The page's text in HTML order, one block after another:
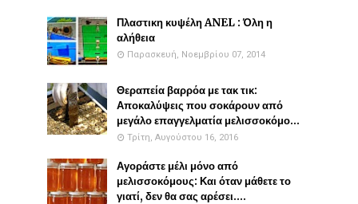
Πλαστικη κυψέλη ANEL : Όλη η
αλήθεια
Παρασκευή, Νοεμβρίου 07, 2014
Θεραπεία βαρρόα με τακ τικ:
Αποκαλύψεις που σοκάρουν από
μεγάλο επαγγελματία μελισσοκόμο...
Τρίτη, Αυγούστου 16, 2016
Αγοράστε μέλι μόνο από
μελισσοκόμους: Και όταν μάθετε το
γιατί, δεν θα σας αρέσει....